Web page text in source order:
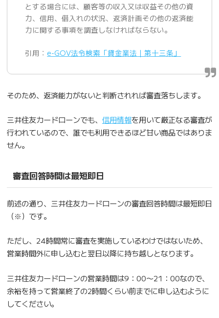
とする場合には、顧客等の収入又は収益その他の資
力、信用、借入れの状況、返済計画その他の返済能
力に関する事項を調査しなければならない。
引用：e-GOV法令検索「貸金業法｜第十三条」
そのため、返済能力がないと判断されれば審査落ちします。
三井住友カードローンでも、 信用情報を用いて厳正なる審査が
行われているので、誰でも利用できるほど甘い商品ではありま
せん。
審査回答時間は最短即日
前述の通り、三井住友カードローンの審査回答時間は最短即日
（※）です。
ただし、24時間常に審査を実施しているわけではないため、
営業時間外に申し込むと翌日以降に持ち越しとなります。
三井住友カードローンの営業時間は9：00〜21：00なので、
余裕を持って営業終了の2時間くらい前までに申し込むように
してください。